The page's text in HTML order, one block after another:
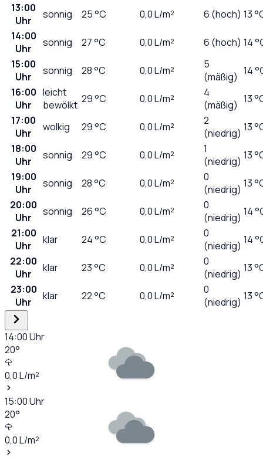
13:00
Uhr
sonnig 25°C 0,0L/m² 6 (hoch) 13
14:00
Uhr
sonnig 27°C 0,0L/m² 6 (hoch) 14
15:00
Uhr
sonnig 28°C 0,0L/m²
5
(mäßig) 14
16:00
Uhr
leicht
bewölkt 29°C 0,0L/m²
4
(mäßig) 13
17:00
Uhr
wolkig 29°C 0,0L/m²
2
(niedrig) 13
18:00
Uhr
sonnig 29°C 0,0L/m²
1
(niedrig) 13
19:00
Uhr
sonnig 28°C 0,0L/m²
0
(niedrig) 13
20:00
Uhr
sonnig 26°C 0,0L/m²
0
(niedrig) 14
21:00
Uhr
klar 24°C 0,0L/m²
0
(niedrig) 14
22:00
Uhr
klar 23°C 0,0L/m²
0
(niedrig) 13
23:00
Uhr
klar 22°C 0,0L/m²
0
(niedrig) 13
14:00Uhr
20°
0,0L/m²
15:00Uhr
20°
0,0L/m²